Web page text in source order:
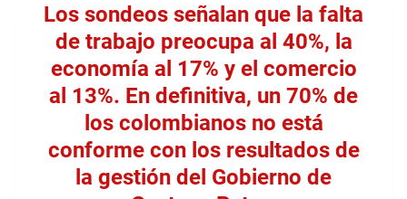
Los sondeos señalan que la falta
de trabajo preocupa al 40%, la
economía al 17% y el comercio
al 13%. En definitiva, un 70% de
los colombianos no está
conforme con los resultados de
la gestión del Gobierno de